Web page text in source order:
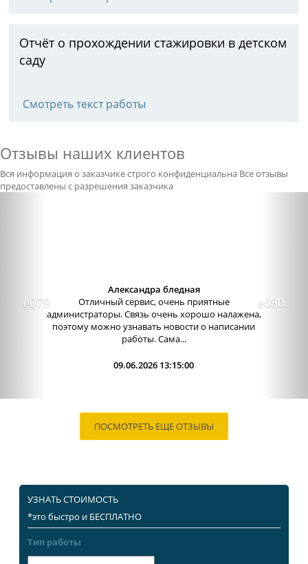
Отчёт о прохождении стажировки в детском
саду
Смотреть текст работы
Отзывы наших клиентов
Вся информация о заказчике строго конфиденциальна Все отзывы
предоставлены с разрешения заказчика
Александра бледная
Отличный сервис, очень приятные
администраторы. Связь очень хорошо налажена,
поэтому можно узнавать новости о написании
работы. Сама...
09.06.2026 13:15:00
ПОСМОТРЕТЬ ЕЩЕ ОТЗЫВЫ
УЗНАТЬ СТОИМОСТЬ
*это быстро и БЕСПЛАТНО
Тип работы